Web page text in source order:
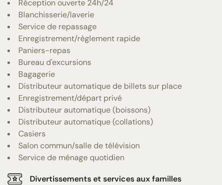
Réception ouverte 24h/24
Blanchisserie/laverie
Service de repassage
Enregistrement/règlement rapide
Paniers-repas
Bureau d'excursions
Bagagerie
Distributeur automatique de billets sur place
Enregistrement/départ privé
Distributeur automatique (boissons)
Distributeur automatique (collations)
Casiers
Salon commun/salle de télévision
Service de ménage quotidien
Divertissements et services aux familles